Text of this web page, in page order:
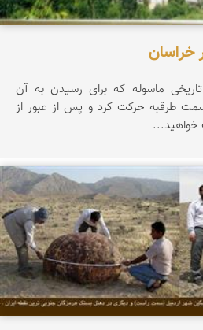
خراسان
ماسوله که برای رسیدن به آن
طرقبه حرکت کرد و پس از عبور از
خواهید...